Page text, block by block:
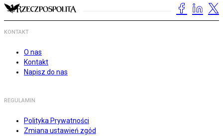
KONTAKT
O nas
Kontakt
Napisz do nas
REGULAMIN
Polityka Prywatności
Zmiana ustawień zgód